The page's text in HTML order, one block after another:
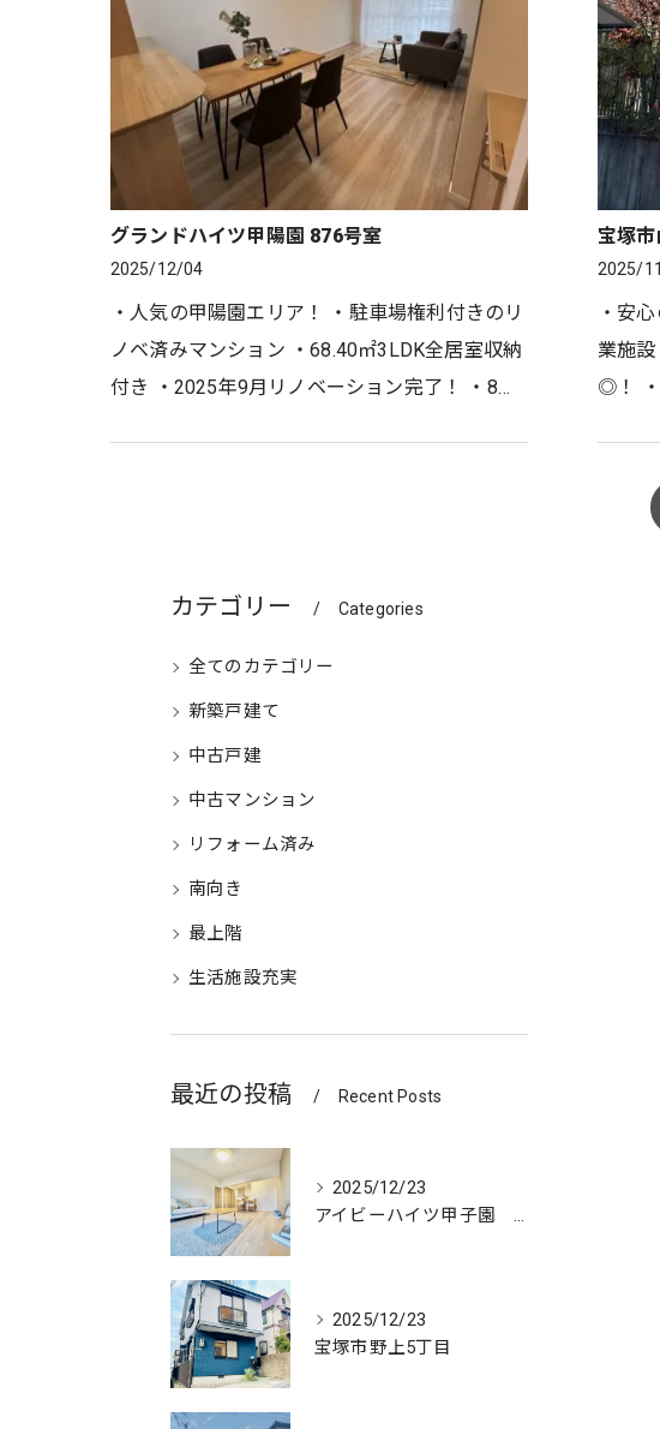
グランドハイツ甲陽園 876号室
2025/12/04
・人気の甲陽園エリア！ ・駐車場権利付きのリ
ノベ済みマンション ・68.40㎡3LDK全居室収納
付き ・2025年9月リノベーション完了！ ・8階
宝塚
2025/
・安
業施
◎！ ・
カテゴリー Categories
全てのカテゴリー
新築戸建て
中古戸建
中古マンション
リフォーム済み
南向き
最上階
生活施設充実
最近の投稿 Recent Posts
2025/12/23
アイビーハイツ甲子園 511号室
2025/12/23
宝塚市野上5丁目